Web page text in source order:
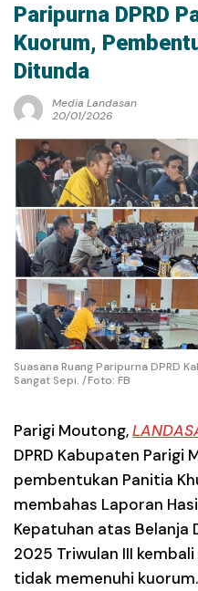
Paripurna DPRD
Kuorum,
Ditunda
Media Landasan
20/01/2026
Suasana Ruang Paripurna DPRD
Sangat Sepi. /Foto: FB
Parigi Moutong,
DPRD Kabupaten Parigi
pembentukan Panitia
membahas Laporan
Kepatuhan atas Belanja
2025 Triwulan III
tidak memenuhi